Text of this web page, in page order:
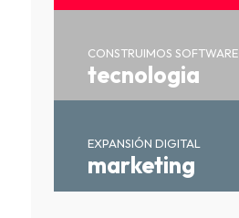
CONSTRUIMOS SOFTWARE
tecnologia
EXPANSIÓN DIGITAL
marketing